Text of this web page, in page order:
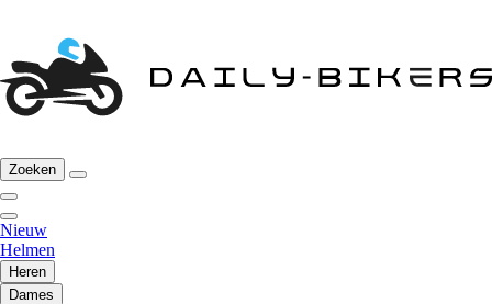
Zoeken
Nieuw
Helmen
Heren
Dames